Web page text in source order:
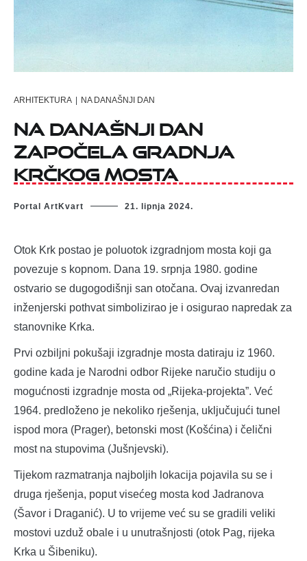
ARHITEKTURA | NA DANAŠNJI DAN
Na današnji dan
započela gradnja
Krčkog mosta
Portal ArtKvart 21. lipnja 2024.
Otok Krk postao je poluotok izgradnjom mosta koji ga
povezuje s kopnom. Dana 19. srpnja 1980. godine
ostvario se dugogodišnji san otočana. Ovaj izvanredan
inženjerski pothvat simbolizirao je i osigurao napredak za
stanovnike Krka.
Prvi ozbiljni pokušaji izgradnje mosta datiraju iz 1960.
godine kada je Narodni odbor Rijeke naručio studiju o
mogućnosti izgradnje mosta od „Rijeka-projekta”. Već
1964. predloženo je nekoliko rješenja, uključujući tunel
ispod mora (Prager), betonski most (Košćina) i čelični
most na stupovima (Jušnjevski).
Tijekom razmatranja najboljih lokacija pojavila su se i
druga rješenja, poput visećeg mosta kod Jadranova
(Šavor i Draganić). U to vrijeme već su se gradili veliki
mostovi uzduž obale i u unutrašnjosti (otok Pag, rijeka
Krka u Šibeniku).